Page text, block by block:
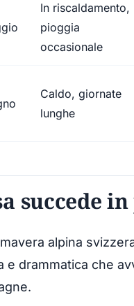
In riscaldamento,
pioggia
occasionale
Caldo, giornate
lunghe
succede
alpina
e drammatica che